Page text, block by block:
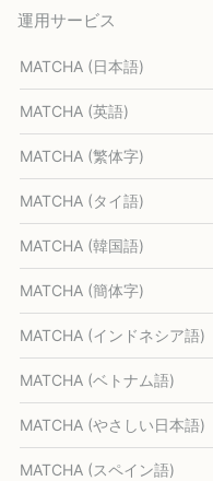
運用サービス
MATCHA (日本語)
MATCHA (英語)
MATCHA (繁体字)
MATCHA (タイ語)
MATCHA (韓国語)
MATCHA (簡体字)
MATCHA (インドネシア語)
MATCHA (ベトナム語)
MATCHA (やさしい日本語)
MATCHA (スペイン語)